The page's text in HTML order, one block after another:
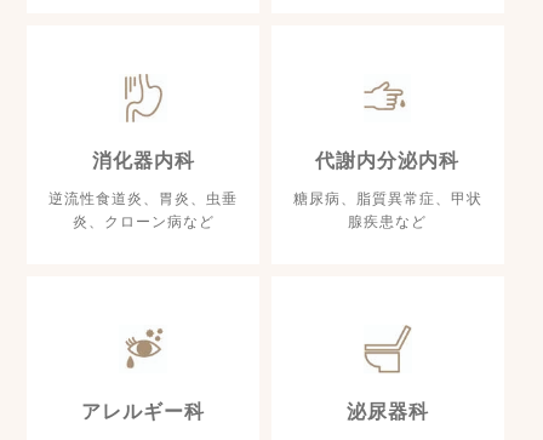
消化器内科
逆流性食道炎、胃炎、虫垂
炎、クローン病など
代謝内分泌内科
糖尿病、脂質異常症、甲状
腺疾患など
アレルギー科 泌尿器科